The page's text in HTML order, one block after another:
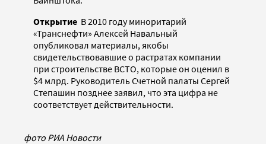
Открытие В 2010 году миноритарий
«Транснефти» Алексей Навальный
опубликовал материалы, якобы
свидетельствовавшие о растратах компании
при строительстве ВСТО, которые он оценил в
$4 млрд. Руководитель Счетной палаты Сергей
Степашин позднее заявил, что эта цифра не
соответствует действительности.
фото РИА Новости